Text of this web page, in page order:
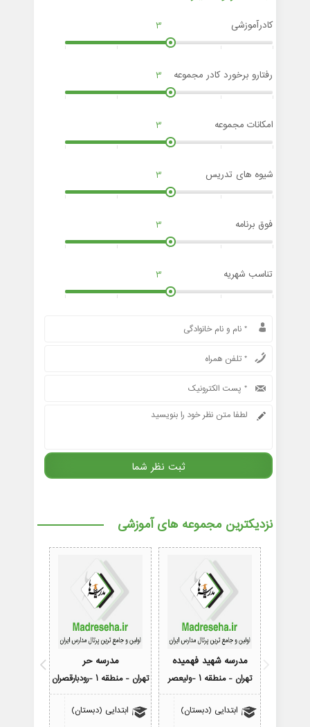
کادرآموزشی 3
رفتارو برخورد کادر مجموعه 3
امکانات مجموعه 3
شیوه های تدریس 3
فوق برنامه 3
تناسب شهریه 3
نزدیکترین مجموعه های آموزشی
مدرسه شهید فهمیده
تهران - منطقه 1 -ولیعصر
ابتدایی (دبستان)
مدرسه حر
تهران - منطقه 1 -رودبارقصران
ابتدایی (دبستان)